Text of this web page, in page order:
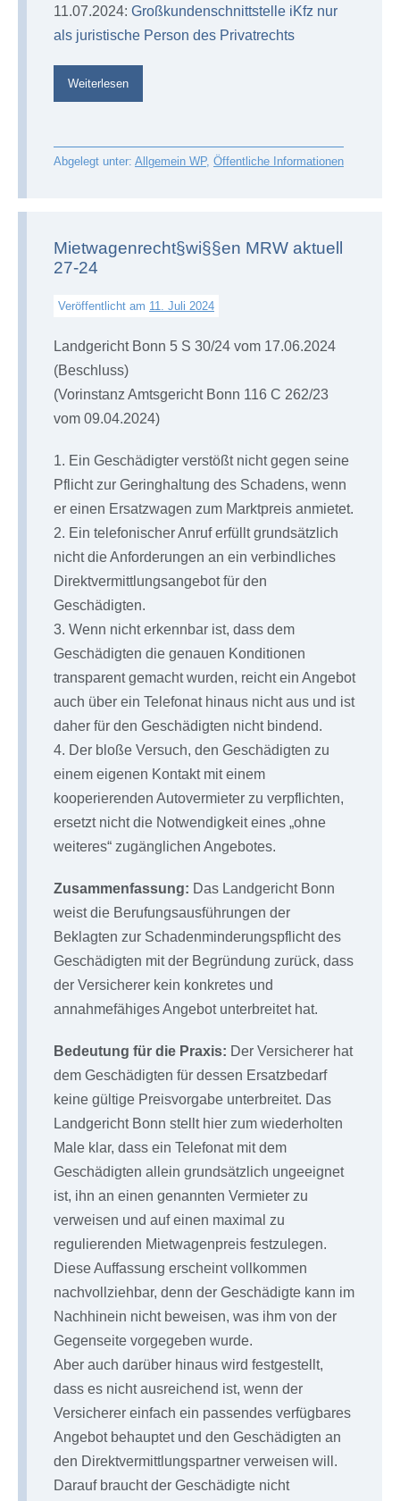
11.07.2024: Großkundenschnittstelle iKfz nur
als juristische Person des Privatrechts
WeiterlesenAktuelle
für
und
Abgelegt unter: Allgemein WP, Öffentliche Informationen
Mietwagenrecht§wi§§en MRW aktuell
27-24
Veröffentlicht am 11. Juli 2024
Landgericht Bonn 5 S 30/24 vom 17.06.2024
(Beschluss)
(Vorinstanz Amtsgericht Bonn 116 C 262/23
vom 09.04.2024)
1. Ein Geschädigter verstößt nicht gegen seine
Pflicht zur Geringhaltung des Schadens, wenn
er einen Ersatzwagen zum Marktpreis anmietet.
2. Ein telefonischer Anruf erfüllt grundsätzlich
nicht die Anforderungen an ein verbindliches
Direktvermittlungsangebot für den
Geschädigten.
3. Wenn nicht erkennbar ist, dass dem
Geschädigten die genauen Konditionen
transparent gemacht wurden, reicht ein Angebot
auch über ein Telefonat hinaus nicht aus und ist
daher für den Geschädigten nicht bindend.
4. Der bloße Versuch, den Geschädigten zu
einem eigenen Kontakt mit einem
kooperierenden Autovermieter zu verpflichten,
ersetzt nicht die Notwendigkeit eines „ohne
weiteres“ zugänglichen Angebotes.
Zusammenfassung: Das Landgericht Bonn
weist die Berufungsausführungen der
Beklagten zur Schadenminderungspflicht des
Geschädigten mit der Begründung zurück, dass
der Versicherer kein konkretes und
annahmefähiges Angebot unterbreitet hat.
Bedeutung für die Praxis: Der Versicherer hat
dem Geschädigten für dessen Ersatzbedarf
keine gültige Preisvorgabe unterbreitet. Das
Landgericht Bonn stellt hier zum wiederholten
Male klar, dass ein Telefonat mit dem
Geschädigten allein grundsätzlich ungeeignet
ist, ihn an einen genannten Vermieter zu
verweisen und auf einen maximal zu
regulierenden Mietwagenpreis festzulegen.
Diese Auffassung erscheint vollkommen
nachvollziehbar, denn der Geschädigte kann im
Nachhinein nicht beweisen, was ihm von der
Gegenseite vorgegeben wurde.
Aber auch darüber hinaus wird festgestellt,
dass es nicht ausreichend ist, wenn der
Versicherer einfach ein passendes verfügbares
Angebot behauptet und den Geschädigten an
den Direktvermittlungspartner verweisen will.
Darauf braucht der Geschädigte nicht